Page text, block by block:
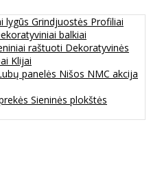
lygūs Grindjuostės Profiliai
balkiai
raštuoti Dekoratyvinės
Klijai
panelės Nišos NMC akcija
Sieninės plokštės